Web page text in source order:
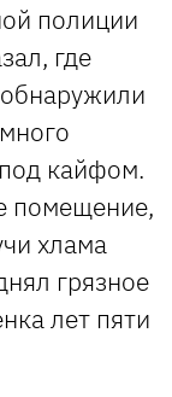
полиции
где
кайфом.
помещение,
хлама
грязное
лет пяти